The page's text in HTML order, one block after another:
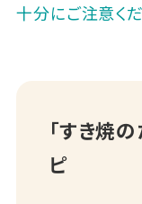
十分にご注意くだ
「すき焼
ピ